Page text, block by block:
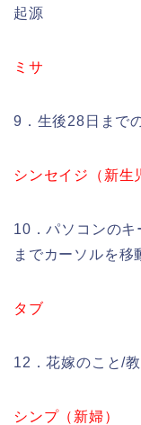
起源
ミサ
9．生後28日まで
シンセイジ（新生
10．パソコンの
までカーソルを移
タブ
12．花嫁のこと/
シンプ（新婦）